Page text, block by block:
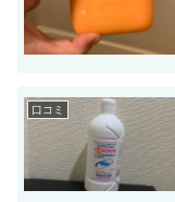
口コミ